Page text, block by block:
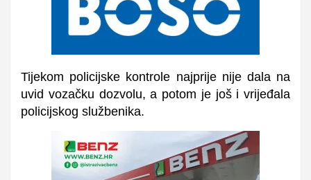
Tijekom policijske kontrole najprije nije dala na
uvid vozačku dozvolu, a potom je još i vrijeđala
policijskog službenika.